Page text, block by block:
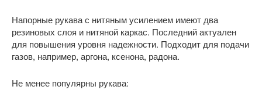
Напорные рукава с нитяным усилением имеют два
резиновых слоя и нитяной каркас. Последний актуален
для повышения уровня надежности. Подходит для подачи
газов, например, аргона, ксенона, радона.
Не менее популярны рукава: